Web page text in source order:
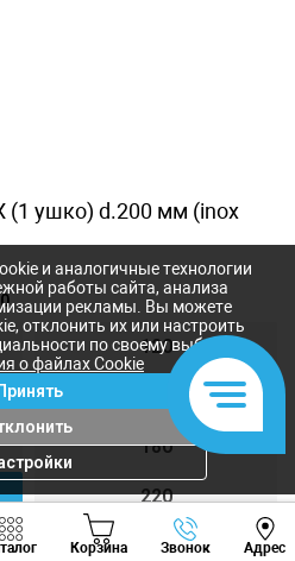
(1 ушко) d.200 мм (inox
120
180
220
240
Корзина Звонок Адрес
Viber Whatsapp
и аналогичные технологии
работы сайта, анализа
рекламы. Вы можете
отклонить их или настроить
по своему выбору.
о файлах Cookie